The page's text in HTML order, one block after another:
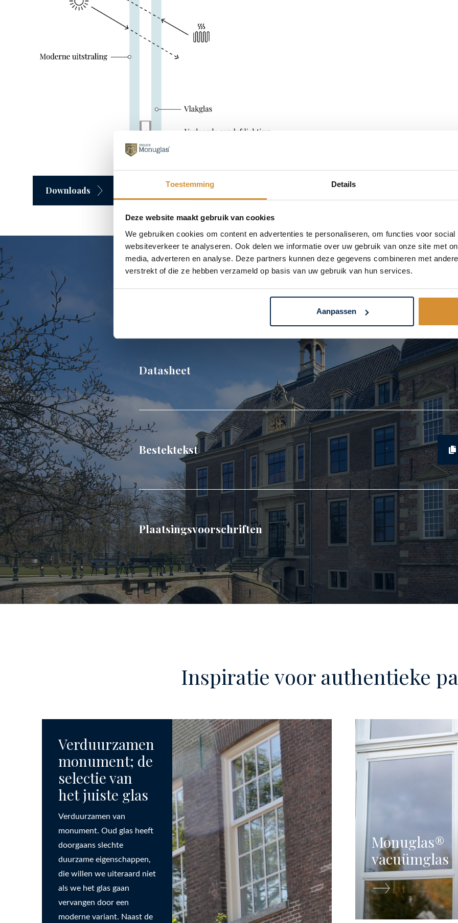
Toestemming Details
Deze website maakt gebruik van cookies
We gebruiken cookies om content en advertenties te personaliseren, om functies voor
websiteverkeer te analyseren. Ook delen we informatie over uw gebruik van onze site met
media, adverteren en analyse. Deze partners kunnen deze gegevens combineren met
verstrekt of die ze hebben verzameld op basis van uw gebruik van hun services.
Aanpassen
Downloads Laten we kennismaken
Downloads & technische
Datasheet
Bestektekst
Plaatsingsvoorschriften
Inspiratie voor authentieke
Verduurzamen
monument; de
selectie van
het juiste glas
Verduurzamen van
monument. Oud glas heeft
doorgaans slechte
duurzame eigenschappen,
die willen we uiteraard niet
als we het glas gaan
vervangen door een
moderne variant. Naast de
Monuglas®
vacuümglas